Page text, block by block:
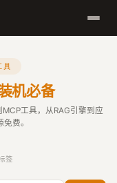
具
机必备
工具，从RAG引擎到应
费。
签